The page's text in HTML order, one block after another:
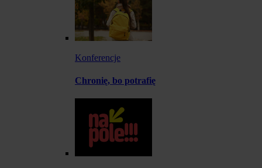
Konferencje
Chronię, bo potrafię